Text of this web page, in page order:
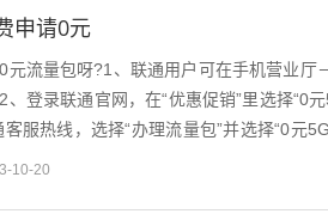
申请0元
元流量包呀?1、联通用户可在手机营业厅
登录联通官网，在“优惠促销”里选择“0
服热线，选择“办理流量包”并选择“0元
户可以按照...
10-20